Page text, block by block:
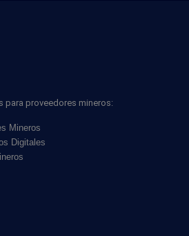
para proveedores mineros:
Mineros
Digitales